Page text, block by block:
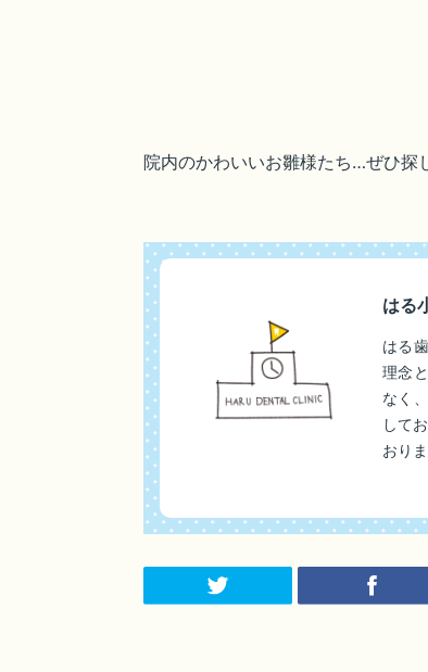
院内のかわいいお雛様たち…ぜひ探
はる
はる
理念
なく
して
おり